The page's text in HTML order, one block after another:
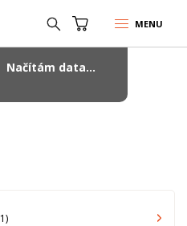
MENU
1
Načítám data...